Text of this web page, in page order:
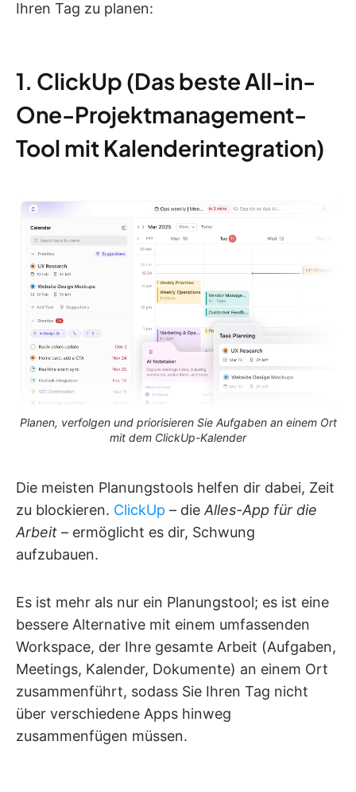
Ihren Tag zu planen:
1. ClickUp (Das beste All-in-
One-Projektmanagement-
Tool mit Kalenderintegration)
Planen, verfolgen und priorisieren Sie Aufgaben an einem Ort
mit dem ClickUp-Kalender
Die meisten Planungstools helfen dir dabei, Zeit
zu blockieren. ClickUp – die Alles-App für die
Arbeit – ermöglicht es dir, Schwung
aufzubauen.
Es ist mehr als nur ein Planungstool; es ist eine
bessere Alternative mit einem umfassenden
Workspace, der Ihre gesamte Arbeit (Aufgaben,
Meetings, Kalender, Dokumente) an einem Ort
zusammenführt, sodass Sie Ihren Tag nicht
über verschiedene Apps hinweg
zusammenfügen müssen.